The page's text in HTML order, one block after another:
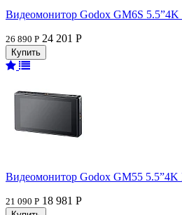
Видеомонитор Godox GM6S
26 890 Р 24 201 Р
Видеомонитор Godox GM55
21 090 Р 18 981 Р